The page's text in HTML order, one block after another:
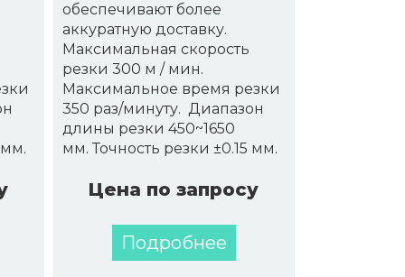
мм.
обеспечивают более
аккуратную доставку.
Максимальная скорость
резки 300 м / мин.
Максимальное время резки
350 раз/минуту. Диапазон
длины резки 450~1650
мм. Точность резки ±0.15 мм.
Цена по запросу
Подробнее